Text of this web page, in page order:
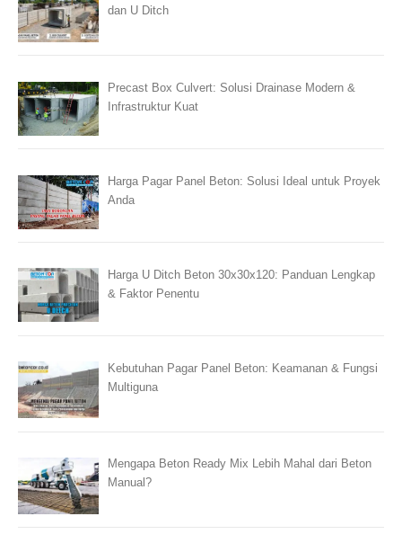
dan U Ditch
Precast Box Culvert: Solusi Drainase Modern &
Infrastruktur Kuat
Harga Pagar Panel Beton: Solusi Ideal untuk Proyek
Anda
Harga U Ditch Beton 30x30x120: Panduan Lengkap
& Faktor Penentu
Kebutuhan Pagar Panel Beton: Keamanan & Fungsi
Multiguna
Mengapa Beton Ready Mix Lebih Mahal dari Beton
Manual?